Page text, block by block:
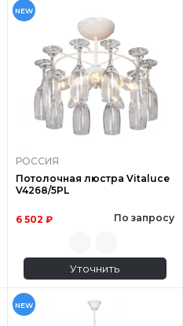
NEW
РОССИЯ
Потолочная люстра Vitaluce
V4268/5PL
6 502 ₽ По запросу
Уточнить
NEW